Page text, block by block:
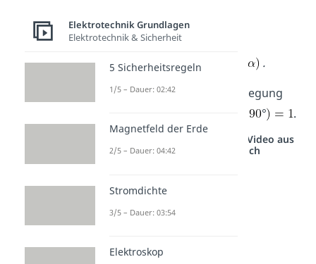
Magnetfeldlinien, so gilt
.
Bei einer senkrechten Bewegung
° .
Studyflix vernetzt: Hier ein Video aus
einem anderen Bereich
Elektrotechnik Grundlagen
Elektrotechnik & Sicherheit
5 Sicherheitsregeln
1/5 – Dauer: 02:42
Magnetfeld der Erde
2/5 – Dauer: 04:42
Stromdichte
3/5 – Dauer: 03:54
Elektroskop